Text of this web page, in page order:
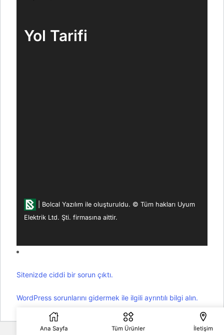
Ana Sayfa Tüm Ürünler İletişim
Yol Tarifi
Bolcal Yazılım ile oluşturuldu. © Tüm hakları Uyum
Elektrik Ltd. Şti. firmasına aittir.
Sitenizde ciddi bir sorun çıktı.
WordPress sorunlarını gidermek ile ilgili ayrıntılı bilgi alın.